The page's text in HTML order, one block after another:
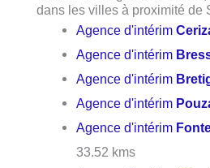
dans les villes à proximité de
Agence d'intérim
Agence d'intérim
Agence d'intérim
Agence d'intérim
Agence d'intérim
33.52 kms